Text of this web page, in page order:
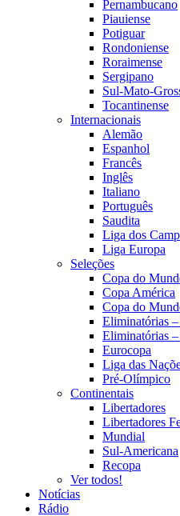
Pernambucano
Piauiense
Potiguar
Rondoniense
Roraimense
Sergipano
Sul-Mato-
Tocantinense
Internacionais
Alemão
Espanhol
Francês
Inglês
Italiano
Português
Saudita
Liga dos
Liga Europa
Seleções
Copa do
Copa América
Copa do
Eliminatórias
Eliminatórias
Eurocopa
Liga das
Pré-Olímpico
Continentais
Libertadores
Libertadores
Mundial
Sul-Americana
Recopa
Ver todos!
Notícias
Rádio